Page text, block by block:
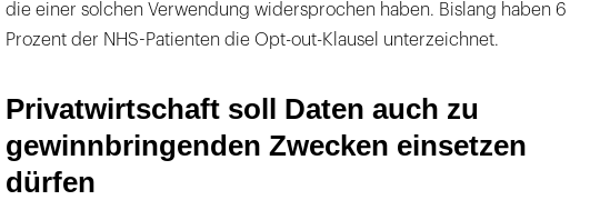
die einer solchen Verwendung widersprochen haben. Bislang haben 6
Prozent der NHS-Patienten die Opt-out-Klausel unterzeichnet.
Privatwirtschaft soll Daten auch zu
gewinnbringenden Zwecken einsetzen
dürfen